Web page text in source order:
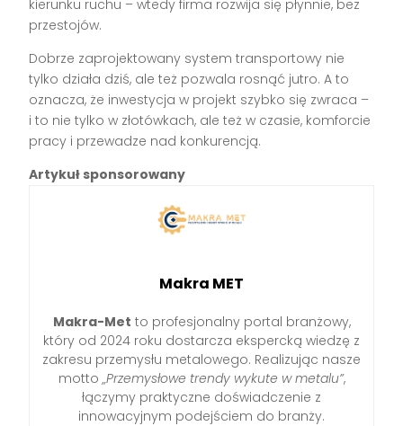
kierunku ruchu – wtedy firma rozwija się płynnie, bez
przestojów.
Dobrze zaprojektowany system transportowy nie
tylko działa dziś, ale też pozwala rosnąć jutro. A to
oznacza, że inwestycja w projekt szybko się zwraca –
i to nie tylko w złotówkach, ale też w czasie, komforcie
pracy i przewadze nad konkurencją.
Artykuł sponsorowany
Makra MET
Makra-Met to profesjonalny portal branżowy,
który od 2024 roku dostarcza ekspercką wiedzę z
zakresu przemysłu metalowego. Realizując nasze
motto „Przemysłowe trendy wykute w metalu”,
łączymy praktyczne doświadczenie z
innowacyjnym podejściem do branży.